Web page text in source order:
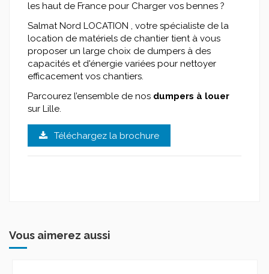
les haut de France pour Charger vos bennes ?
Salmat Nord LOCATION , votre spécialiste de la
location de matériels de chantier tient à vous
proposer un large choix de dumpers à des
capacités et d'énergie variées pour nettoyer
efficacement vos chantiers.
Parcourez l’ensemble de nos dumpers à louer
sur Lille.
Téléchargez la brochure
Vous aimerez aussi